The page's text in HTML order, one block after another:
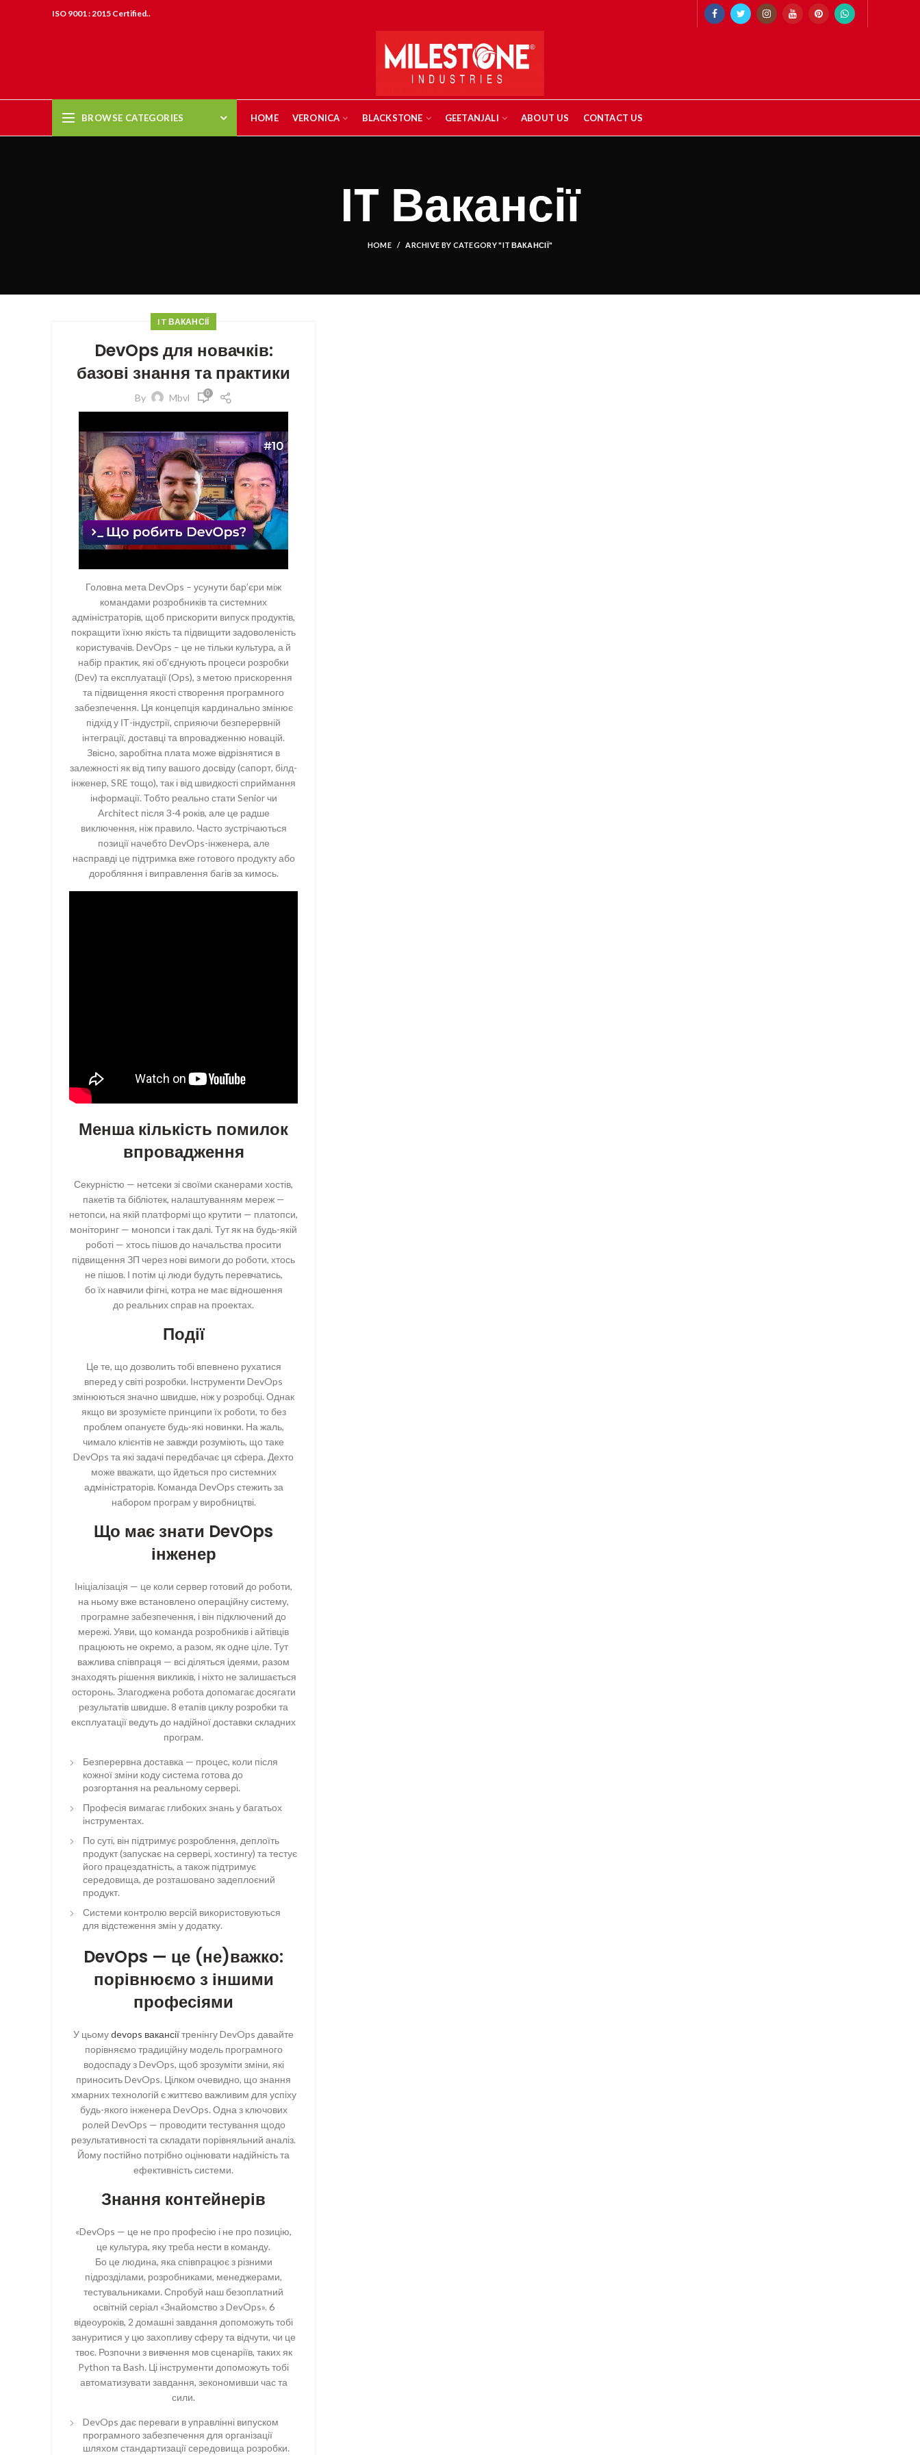
ISO 9001 : 2015 Certified..
BROWSE CATEGORIES HOME VERONICA BLACKSTONE GEETANJALI ABOUT US CONTACT US
IT Вакансії
HOME ARCHIVE BY CATEGORY "IT ВАКАНСІЇ"
IT ВАКАНСІЇ
DevOps для новачків:
базові знання та практики
By Mbvl 0
Головна мета DevOps – усунути бар’єри між
командами розробників та системних
адміністраторів, щоб прискорити випуск продуктів,
покращити їхню якість та підвищити задоволеність
користувачів. DevOps – це не тільки культура, а й
набір практик, які об’єднують процеси розробки
(Dev) та експлуатації (Ops), з метою прискорення
та підвищення якості створення програмного
забезпечення. Ця концепція кардинально змінює
підхід у ІТ-індустрії, сприяючи безперервній
інтеграції, доставці та впровадженню новацій.
Звісно, заробітна плата може відрізнятися в
залежності як від типу вашого досвіду (сапорт, білд-
інженер, SRE тощо), так і від швидкості сприймання
інформації. Тобто реально стати Senior чи
Architect після 3-4 років, але це радше
виключення, ніж правило. Часто зустрічаються
позиції начебто DevOps-інженера, але
насправді це підтримка вже готового продукту або
доробляння і виправлення багів за кимось.
Менша кількість помилок
впровадження
Секурністю — нетсеки зі своїми сканерами хостів,
пакетів та бібліотек, налаштуванням мереж —
нетопси, на якій платформі що крутити — платопси,
моніторинг — монопси і так далі. Тут як на будь-якій
роботі — хтось пішов до начальства просити
підвищення ЗП через нові вимоги до роботи, хтось
не пішов. І потім ці люди будуть перевчатись,
бо їх навчили фігні, котра не має відношення
до реальних справ на проектах.
Події
Це те, що дозволить тобі впевнено рухатися
вперед у світі розробки. Інструменти DevOps
змінюються значно швидше, ніж у розробці. Однак
якщо ви зрозумієте принципи їх роботи, то без
проблем опануєте будь-які новинки. На жаль,
чимало клієнтів не завжди розуміють, що таке
DevOps та які задачі передбачає ця сфера. Дехто
може вважати, що йдеться про системних
адміністраторів. Команда DevOps стежить за
набором програм у виробництві.
Що має знати DevOps
інженер
Ініціалізація — це коли сервер готовий до роботи,
на ньому вже встановлено операційну систему,
програмне забезпечення, і він підключений до
мережі. Уяви, що команда розробників і айтівців
працюють не окремо, а разом, як одне ціле. Тут
важлива співпраця — всі діляться ідеями, разом
знаходять рішення викликів, і ніхто не залишається
осторонь. Злагоджена робота допомагає досягати
результатів швидше. 8 етапів циклу розробки та
експлуатації ведуть до надійної доставки складних
програм.
Безперервна доставка — процес, коли після
кожної зміни коду система готова до
розгортання на реальному сервері.
Професія вимагає глибоких знань у багатьох
інструментах.
По суті, він підтримує розроблення, деплоїть
продукт (запускає на сервері, хостингу) та тестує
його працездатність, а також підтримує
середовища, де розташовано задеплоєний
продукт.
Системи контролю версій використовуються
для відстеження змін у додатку.
DevOps — це (не)важко:
порівнюємо з іншими
професіями
У цьомуdevops вакансіїтренінгу DevOps давайте
порівняємо традиційну модель програмного
водоспаду з DevOps, щоб зрозуміти зміни, які
приносить DevOps. Цілком очевидно, що знання
хмарних технологій є життєво важливим для успіху
будь-якого інженера DevOps. Одна з ключових
ролей DevOps — проводити тестування щодо
результативності та складати порівняльний аналіз.
Йому постійно потрібно оцінювати надійність та
ефективність системи.
Знання контейнерів
«DevOps — це не про професію і не про позицію,
це культура, яку треба нести в команду.
Бо це людина, яка співпрацює з різними
підрозділами, розробниками, менеджерами,
тестувальниками. Спробуй наш безоплатний
освітній серіал «Знайомство з DevOps». 6
відеоуроків, 2 домашні завдання допоможуть тобі
зануритися у цю захопливу сферу та відчути, чи це
твоє. Розпочни з вивчення мов сценаріїв, таких як
Python та Bash. Ці інструменти допоможуть тобі
автоматизувати завдання, зекономивши час та
сили.
DevOps дає переваги в управлінні випуском
програмного забезпечення для організації
шляхом стандартизації середовища розробки.